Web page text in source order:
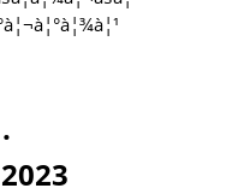
2023